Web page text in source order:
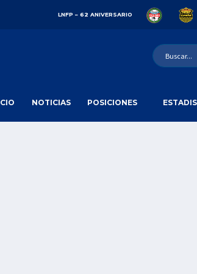
LNFP – 62 ANIVERSARIO
NOTICIAS POSICIONES